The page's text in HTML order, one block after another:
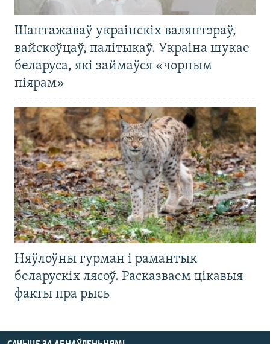
Шантажаваў украінскіх валянтэраў,
вайскоўцаў, палітыкаў. Украіна шукае
беларуса, які займаўся «чорным
піярам»
Няўлоўны гурман і рамантык
беларускіх лясоў. Расказваем цікавыя
факты пра рысь